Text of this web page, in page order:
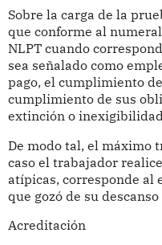
Sobre la carga de la
que conforme al
NLPT cuando
sea señalado como
pago, el cumplimiento
cumplimiento de sus
extinción o
De modo tal, el máximo
caso el trabajador
atípicas, corresponde al
que gozó de su
Acreditación